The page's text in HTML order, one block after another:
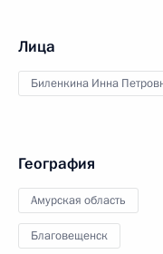
Лица
Биленкина Инна
География
Амурская область
Благовещенск